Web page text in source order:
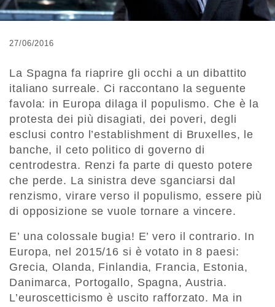
27/06/2016
La Spagna fa riaprire gli occhi a un dibattito
italiano surreale. Ci raccontano la seguente
favola: in Europa dilaga il populismo. Che è la
protesta dei più disagiati, dei poveri, degli
esclusi contro l’establishment di Bruxelles, le
banche, il ceto politico di governo di
centrodestra. Renzi fa parte di questo potere
che perde. La sinistra deve sganciarsi dal
renzismo, virare verso il populismo, essere più
di opposizione se vuole tornare a vincere.
E’ una colossale bugia! E’ vero il contrario. In
Europa, nel 2015/16 si è votato in 8 paesi:
Grecia, Olanda, Finlandia, Francia, Estonia,
Danimarca, Portogallo, Spagna, Austria.
L’euroscetticismo è uscito rafforzato. Ma in